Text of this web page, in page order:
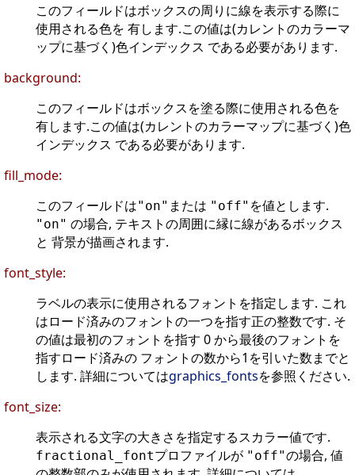
このフィールドはボックスの周りに線を表示する際に
使用される色を 有します.この値は(カレントのカラーマ
ップに基づく)色インデックス である必要があります.
background:
このフィールドはボックスを塗る際に使用される色を
有します.この値は(カレントのカラーマップに基づく)色
インデックス である必要があります.
fill_mode:
このフィールドは"on" または "off" を値とします.
"on" の場合, テキストの周囲に縁に線があるボックス
と 背景が描画されます.
font_style:
ラベルの表示に使用されるフォントを指定します. これ
はロード済みのフォントの一つを指す正の整数です. そ
の値は最初のフォントを指す 0 から最後のフォントを
指すロード済みの フォントの数から1を引いた数までと
します. 詳細についてはgraphics_fontsを参照ください.
font_size:
表示される文字の大きさを指定するスカラー値です.
fractional_fontプロファイルが "off"の場合, 値